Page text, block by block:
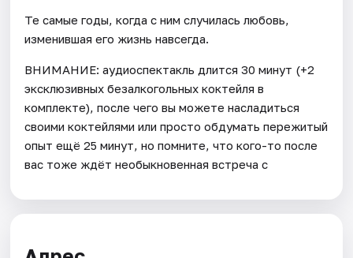
Те самые годы, когда с ним случилась любовь,
изменившая его жизнь навсегда.
ВНИМАНИЕ: аудиоспектакль длится 30 минут (+2
эксклюзивных безалкогольных коктейля в
комплекте), после чего вы можете насладиться
своими коктейлями или просто обдумать пережитый
опыт ещё 25 минут, но помните, что кого-то после
вас тоже ждёт необыкновенная встреча с